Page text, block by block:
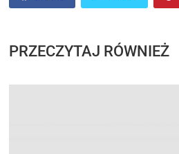
PRZECZYTAJ RÓWNIEŻ